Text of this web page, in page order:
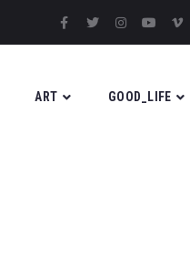
ART GOOD_LIFE